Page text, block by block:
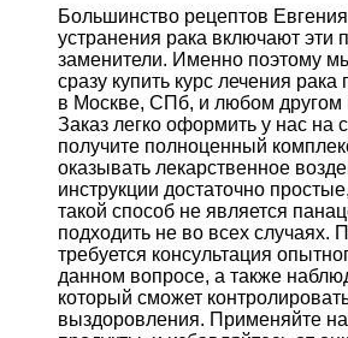
Большинство рецептов
устранения рака включают эти
заменители. Именно поэтому
сразу купить курс лечения
в Москве, СПб, и любом другом
Заказ легко оформить у нас на
получите полноценный
оказывать лекарственное
инструкции достаточно
такой способ не является
подходить не во всех случаях.
требуется консультация
данном вопросе, а также
который сможет
выздоровления. Применяйте